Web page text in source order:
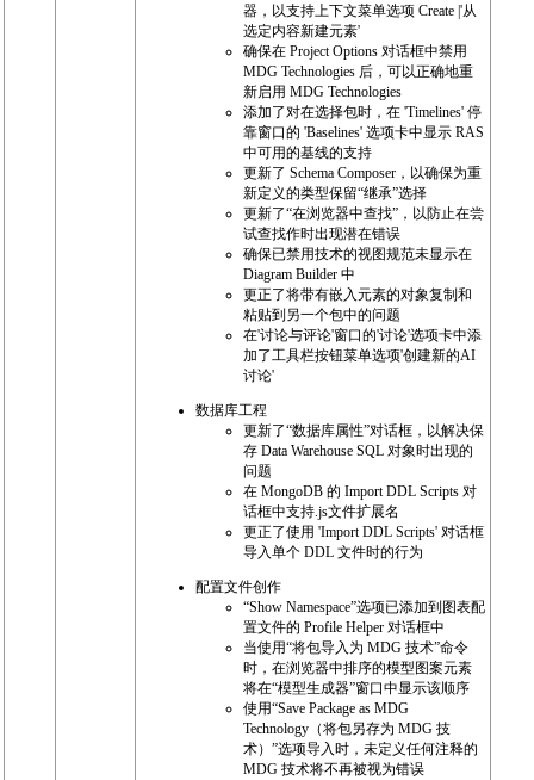
器，以支持上下文菜单选项 Create |'从
选定内容新建元素'
确保在 Project Options 对话框中禁用
MDG Technologies 后，可以正确地重
新启用 MDG Technologies
添加了对在选择包时，在 'Timelines' 停
靠窗口的 'Baselines' 选项卡中显示 RAS
中可用的基线的支持
更新了 Schema Composer，以确保为重
新定义的类型保留“继承”选择
更新了“在浏览器中查找”，以防止在尝
试查找作时出现潜在错误
确保已禁用技术的视图规范未显示在
Diagram Builder 中
更正了将带有嵌入元素的对象复制和
粘贴到另一个包中的问题
在'讨论与评论'窗口的'讨论'选项卡中添
加了工具栏按钮菜单选项'创建新的AI
讨论'
数据库工程
更新了“数据库属性”对话框，以解决保
存 Data Warehouse SQL 对象时出现的
问题
在 MongoDB 的 Import DDL Scripts 对
话框中支持.js文件扩展名
更正了使用 'Import DDL Scripts' 对话框
导入单个 DDL 文件时的行为
配置文件创作
“Show Namespace”选项已添加到图表配
置文件的 Profile Helper 对话框中
当使用“将包导入为 MDG 技术”命令
时，在浏览器中排序的模型图案元素
将在“模型生成器”窗口中显示该顺序
使用“Save Package as MDG
Technology（将包另存为 MDG 技
术）”选项导入时，未定义任何注释的
MDG 技术将不再被视为错误